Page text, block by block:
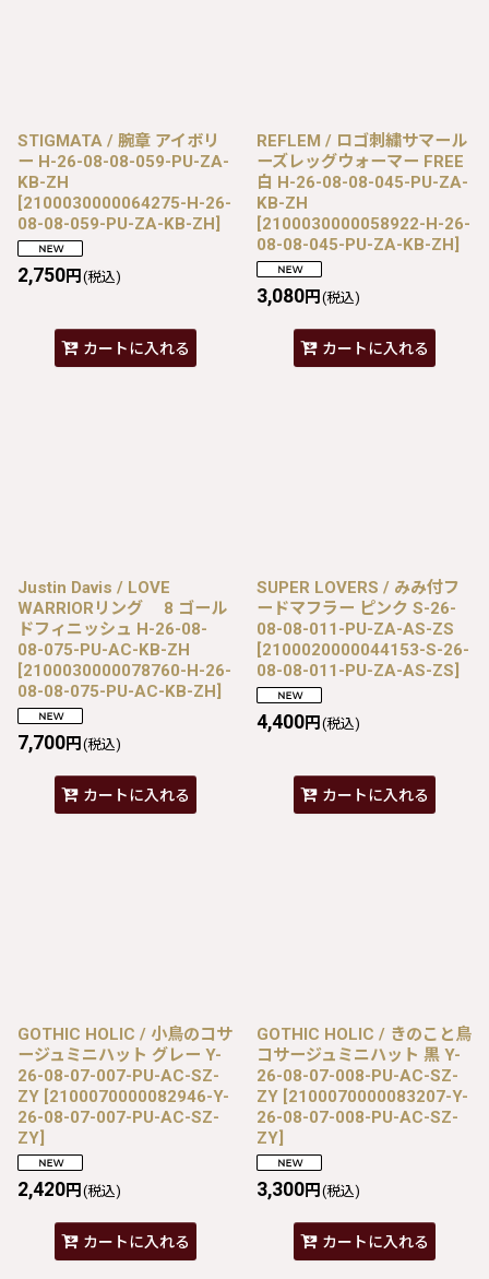
STIGMATA / 腕章 アイボリ
ー H-26-08-08-059-PU-ZA-
KB-ZH
[2100030000064275-H-26-
08-08-059-PU-ZA-KB-ZH]
2,750円 (税込)
カートに入れる
REFLEM / ロゴ刺繍サマール
ーズレッグウォーマー FREE
白 H-26-08-08-045-PU-ZA-
KB-ZH
[2100030000058922-H-26-
08-08-045-PU-ZA-KB-ZH]
3,080円 (税込)
カートに入れる
Justin Davis / LOVE
WARRIORリング 8 ゴール
ドフィニッシュ H-26-08-
08-075-PU-AC-KB-ZH
[2100030000078760-H-26-
08-08-075-PU-AC-KB-ZH]
7,700円 (税込)
カートに入れる
SUPER LOVERS / みみ付フ
ードマフラー ピンク S-26-
08-08-011-PU-ZA-AS-ZS
[2100020000044153-S-26-
08-08-011-PU-ZA-AS-ZS]
4,400円 (税込)
カートに入れる
GOTHIC HOLIC / 小鳥のコサ
ージュミニハット グレー Y-
26-08-07-007-PU-AC-SZ-
ZY [2100070000082946-Y-
26-08-07-007-PU-AC-SZ-
ZY]
2,420円 (税込)
カートに入れる
GOTHIC HOLIC / きのこと鳥
コサージュミニハット 黒 Y-
26-08-07-008-PU-AC-SZ-
ZY [2100070000083207-Y-
26-08-07-008-PU-AC-SZ-
ZY]
3,300円 (税込)
カートに入れる